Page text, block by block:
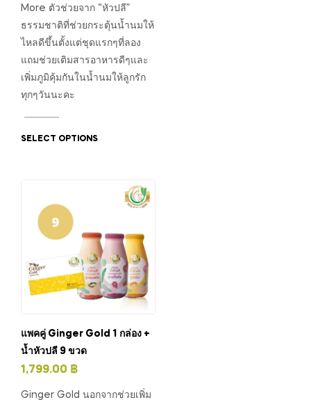
More ตัวช่วยจาก “หัวปลี”
ธรรมชาติที่ช่วยกระตุ้นน้ำนมให้
ไหลดีขึ้นตั้งแต่ชุดแรกๆที่ลอง
แถมช่วยเติมสารอาหารดีๆและ
เพิ่มภูมิคุ้มกันในน้ำนมให้ลูกรัก
ทุกๆวันนะคะ
SELECT OPTIONS
แพคคู่ Ginger Gold 1 กล่อง +
น้ำหัวปลี 9 ขวด
1,799.00 ฿
Ginger Gold นอกจากช่วยเพิ่ม